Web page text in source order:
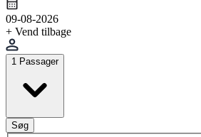
09-08-2026
+ Vend tilbage
1 Passager
Søg